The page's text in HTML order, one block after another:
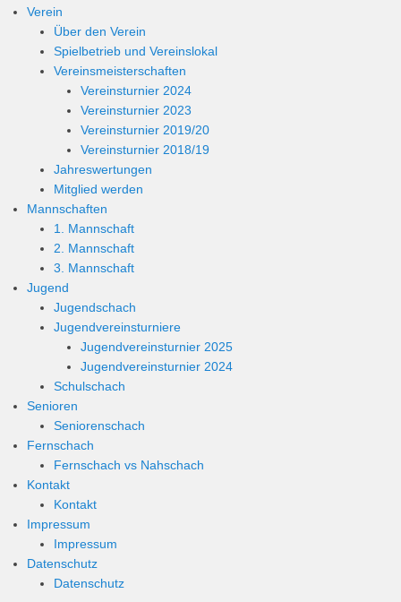
Verein
Über den Verein
Spielbetrieb und Vereinslokal
Vereinsmeisterschaften
Vereinsturnier 2024
Vereinsturnier 2023
Vereinsturnier 2019/20
Vereinsturnier 2018/19
Jahreswertungen
Mitglied werden
Mannschaften
1. Mannschaft
2. Mannschaft
3. Mannschaft
Jugend
Jugendschach
Jugendvereinsturniere
Jugendvereinsturnier 2025
Jugendvereinsturnier 2024
Schulschach
Senioren
Seniorenschach
Fernschach
Fernschach vs Nahschach
Kontakt
Kontakt
Impressum
Impressum
Datenschutz
Datenschutz